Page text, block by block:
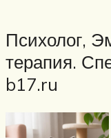
Психолог,
терапия.
b17.ru